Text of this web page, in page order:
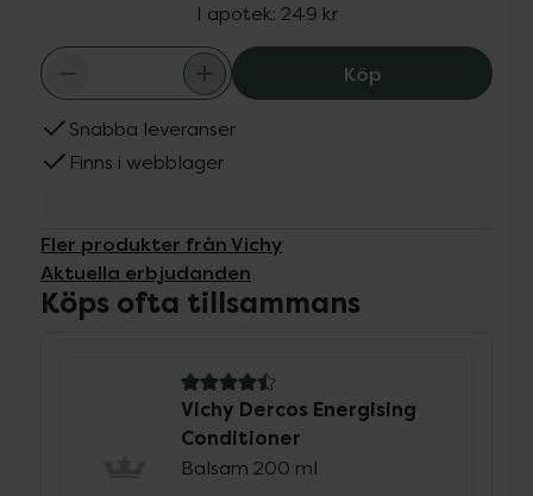
I apotek: 249 kr
KöpVichy Dercos
Snabba leveranser
Finns i webblager
Fler produkter från Vichy
Aktuella erbjudanden
Köps ofta tillsammans
4.5 av 5 i omdöme
Vichy Dercos Energising
Conditioner
Balsam 200 ml